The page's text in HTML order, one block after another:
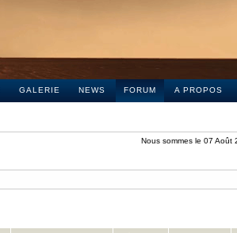
GALERIE NEWS FORUM A PROPOS
Nous sommes le 07 Août